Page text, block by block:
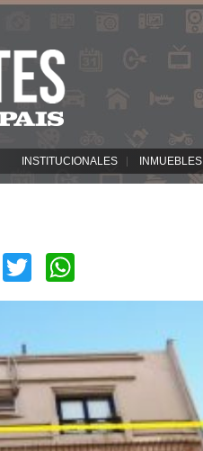
INSTITUCIONALES INMUEBLES
Facebook
Twitter